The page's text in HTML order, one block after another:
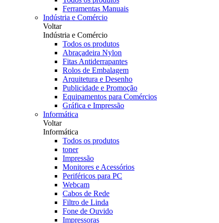
Ferramentas Manuais
Indústria e Comércio
Voltar
Indústria e Comércio
Todos os produtos
Abraçadeira Nylon
Fitas Antiderrapantes
Rolos de Embalagem
Arquitetura e Desenho
Publicidade e Promoção
Equipamentos para Comércios
Gráfica e Impressão
Informática
Voltar
Informática
Todos os produtos
toner
Impressão
Monitores e Acessórios
Periféricos para PC
Webcam
Cabos de Rede
Filtro de Linda
Fone de Ouvido
Impressoras